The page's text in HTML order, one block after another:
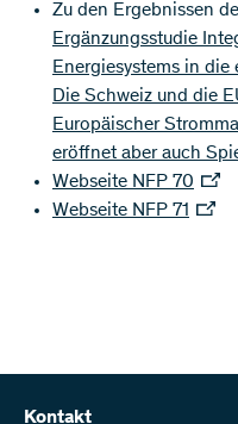
Zu den Ergebnissen
Ergänzungsstudie
Energiesystems in
Die Schweiz und die
Europäischer
eröffnet aber auch
Webseite NFP 70
Webseite NFP 71
Kontakt